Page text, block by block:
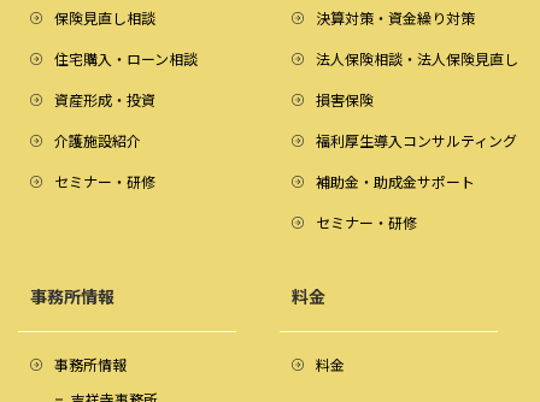
保険見直し相談
住宅購入・ローン相談
資産形成・投資
介護施設紹介
セミナー・研修
決算対策・資金繰り対策
法人保険相談・法人保険見直し
損害保険
福利厚生導入コンサルティング
補助金・助成金サポート
セミナー・研修
事務所情報
事務所情報
料金
料金